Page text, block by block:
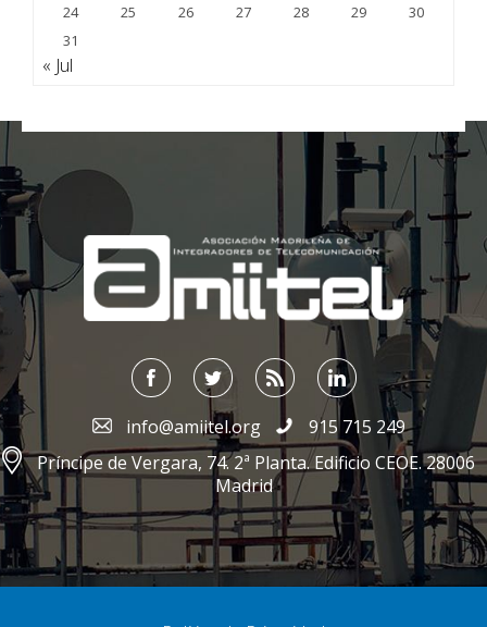
24
25 26 27 28 29
30
31
« Jul
;
info@amiitel.org
915 715 249
Príncipe de Vergara, 74. 2ª Planta. Edificio CEOE. 28006
Madrid